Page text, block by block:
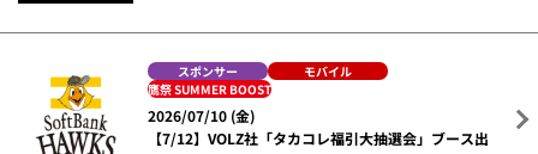
スポンサー
モバイル
鷹祭 SUMMER BOOST
2026/07/10 (金)
【7/12】VOLZ社「タカコレ福引大抽選会」ブース出